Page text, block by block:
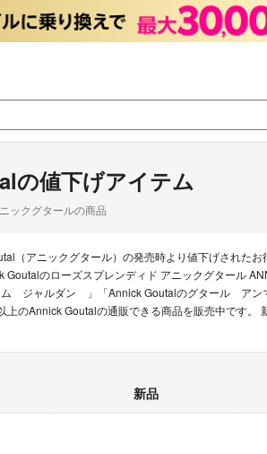
の値下げアイテム
ックグタールの商品
（アニックグタール）の発売時より値下げされた
Goutalのローズスプレンディド アニックグタール
ジャルダン 」「Annick Goutalのグタール アン
上のAnnick Goutalの通販できる商品を販売中です
新品